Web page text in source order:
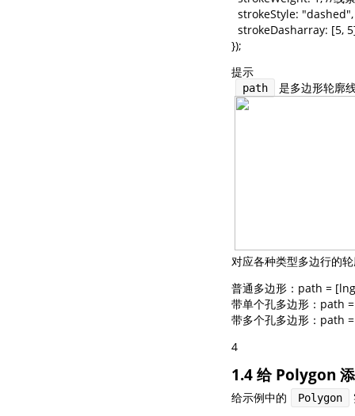
strokeStyle:
strokeDasharray: [5,
});
提示
path 是多边形轮廓
对应各种类型多边行的
普通多边形：path =
带单个孔多边形：
带多个孔多边形：
4
1.4 给 Polygon
给示例中的 Polygon